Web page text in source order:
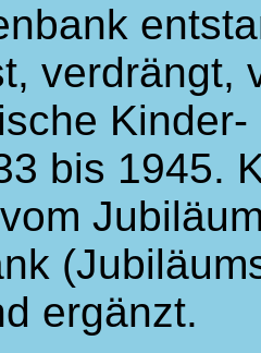
verdrängt,
bis 1945.
ergänzt.